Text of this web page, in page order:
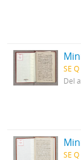
SE
Del
SE